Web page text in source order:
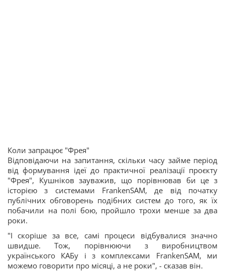
Коли запрацює "Фрея"
Відповідаючи на запитання, скільки часу займе період
від формування ідеї до практичної реалізації проєкту
"Фрея", Кушніков зауважив, що порівнював би це з
історією з системами FrankenSAM, де від початку
публічних обговорень подібних систем до того, як їх
побачили на полі бою, пройшло трохи менше за два
роки.
"І скоріше за все, самі процеси відбувалися значно
швидше. Тож, порівнюючи з виробництвом
українського КАБу і з комплексами FrankenSAM, ми
можемо говорити про місяці, а не роки", - сказав він.